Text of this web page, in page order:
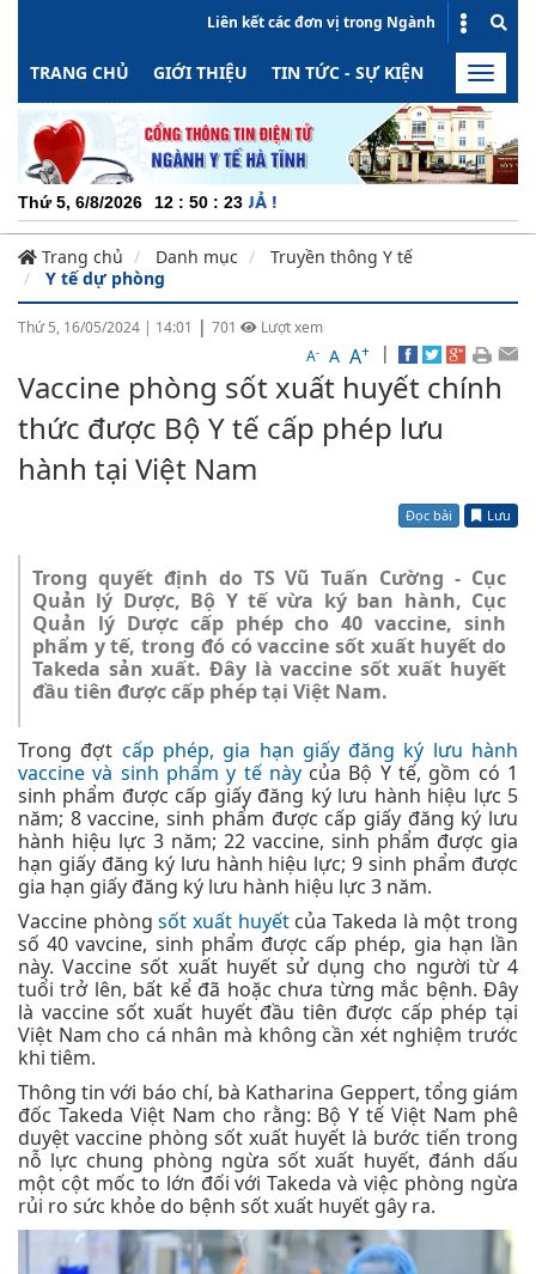
Liên kết các đơn vị trong Ngành
TRANG CHỦ GIỚI THIỆU TIN TỨC - SỰ KIỆN HOẠT
Toggle
Thứ 5, 6/8/2026 12 : 50 : 23
Trang chủ Danh mục
Truyền thông Y tế
Y tế dự phòng
Thứ 5, 16/05/2024 | 14:01 | 701
Lượt xem
A- A A+ |
Vaccine phòng sốt xuất huyết chính
thức được Bộ Y tế cấp phép lưu
hành tại Việt Nam
Đọc bài Lưu
Trong quyết định do TS Vũ Tuấn Cường - Cục
Quản lý Dược, Bộ Y tế vừa ký ban hành, Cục
Quản lý Dược cấp phép cho 40 vaccine, sinh
phẩm y tế, trong đó có vaccine sốt xuất huyết do
Takeda sản xuất. Đây là vaccine sốt xuất huyết
đầu tiên được cấp phép tại Việt Nam.
Trong đợt cấp phép, gia hạn giấy đăng ký lưu hành
vaccine và sinh phẩm y tế nàycủa Bộ Y tế, gồm có 1
sinh phẩm được cấp giấy đăng ký lưu hành hiệu lực 5
năm; 8 vaccine, sinh phẩm được cấp giấy đăng ký lưu
hành hiệu lực 3 năm; 22 vaccine, sinh phẩm được gia
hạn giấy đăng ký lưu hành hiệu lực; 9 sinh phẩm được
gia hạn giấy đăng ký lưu hành hiệu lực 3 năm.
Vaccine phòngsốt xuất huyếtcủa Takeda là một trong
số 40 vavcine, sinh phẩm được cấp phép, gia hạn lần
này. Vaccine sốt xuất huyết sử dụng cho người từ 4
tuổi trở lên, bất kể đã hoặc chưa từng mắc bệnh. Đây
là vaccine sốt xuất huyết đầu tiên được cấp phép tại
Việt Nam cho cá nhân mà không cần xét nghiệm trước
khi tiêm.
Thông tin với báo chí, bà Katharina Geppert, tổng giám
đốc Takeda Việt Nam cho rằng: Bộ Y tế Việt Nam phê
duyệt vaccine phòng sốt xuất huyết là bước tiến trong
nỗ lực chung phòng ngừa sốt xuất huyết, đánh dấu
một cột mốc to lớn đối với Takeda và việc phòng ngừa
rủi ro sức khỏe do bệnh sốt xuất huyết gây ra.